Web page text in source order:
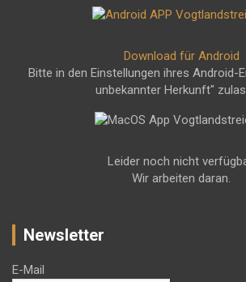
Download für Android
Bitte in den Einstellungen ihres Android-
unbekannter Herkunft"
Leider noch nicht
Wir arbeiten daran.
Newsletter
E-Mail